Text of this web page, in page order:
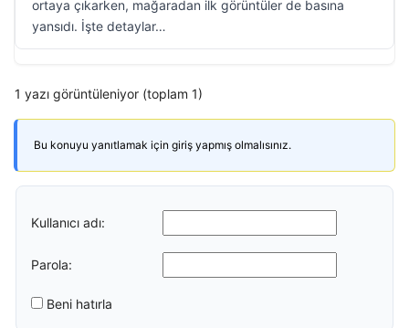
ortaya çıkarken, mağaradan ilk görüntüler de basına
yansıdı. İşte detaylar…
1 yazı görüntüleniyor (toplam 1)
Bu konuyu yanıtlamak için giriş yapmış olmalısınız.
Kullanıcı adı:
Parola:
Beni hatırla